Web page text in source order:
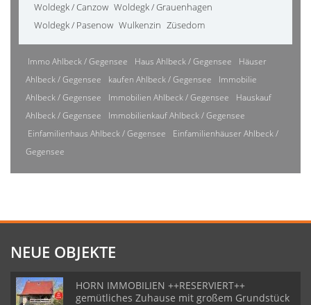
Woldegk / Canzow Woldegk / Grauenhagen
Woldegk / Pasenow Wulkenzin Züsedom
Immo Ahlbeck / Gegensee Haus Ahlbeck / Gegensee
Häuser
Ahlbeck / Gegensee
kaufen Ahlbeck / Gegensee
Immobilie
Ahlbeck / Gegensee
Immobilien Ahlbeck / Gegensee
Hauskauf
Ahlbeck / Gegensee
Immobilienkauf Ahlbeck / Gegensee
Einfamilienhaus Ahlbeck / Gegensee
Einfamilienhäuser Ahlbeck /
Gegensee
NEUE OBJEKTE
HORN IMMOBILIEN ++RESERVIERT++
gemütliches Zuhause mit großem Grundstück